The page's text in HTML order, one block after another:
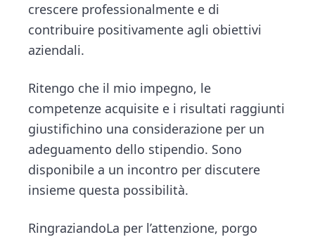
crescere professionalmente e di
contribuire positivamente agli obiettivi
aziendali.
Ritengo che il mio impegno, le
competenze acquisite e i risultati raggiunti
giustifichino una considerazione per un
adeguamento dello stipendio. Sono
disponibile a un incontro per discutere
insieme questa possibilità.
RingraziandoLa per l’attenzione, porgo